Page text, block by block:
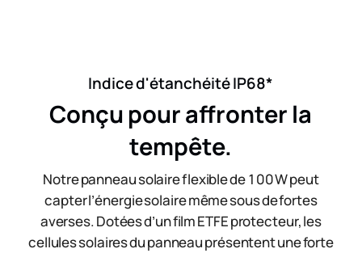
Indice d'étanchéité IP68*
Conçu pour affronter la
tempête.
Notre panneau solaire flexible de 100 W peut
capter l’énergie solaire même sous de ​fortes
averses. Dotées d’un film ETFE protecteur, les
cellules solaires du panneau présentent une forte